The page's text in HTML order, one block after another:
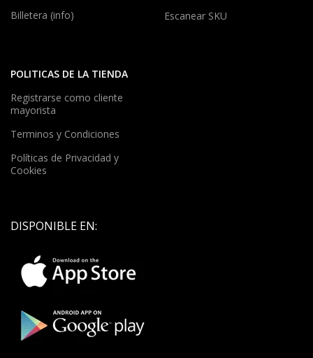
Billetera (info)
Escanear SKU
POLITICAS DE LA TIENDA
Registrarse como cliente
mayorista
Terminos y Condiciones
Políticas de Privacidad y
Cookies
DISPONIBLE EN: